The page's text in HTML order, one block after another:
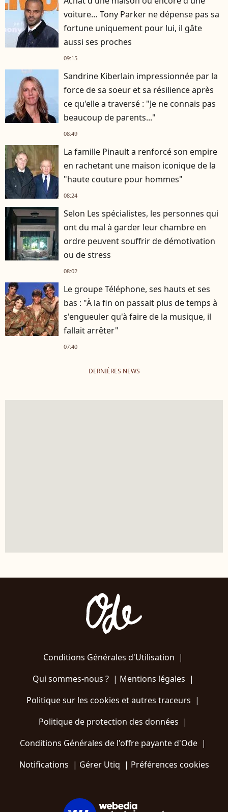
voiture… Tony Parker ne dépense pas sa
fortune uniquement pour lui, il gâte
aussi ses proches
09:15
Sandrine Kiberlain impressionnée par la
force de sa soeur et sa résilience après
ce qu'elle a traversé : "Je ne connais pas
beaucoup de parents..."
08:49
La famille Pinault a renforcé son empire
en rachetant une maison iconique de la
"haute couture pour hommes"
08:24
Selon Les spécialistes, les personnes qui
ont du mal à garder leur chambre en
ordre peuvent souffrir de démotivation
ou de stress
08:02
Le groupe Téléphone, ses hauts et ses
bas : "À la fin on passait plus de temps à
s'engueuler qu'à faire de la musique, il
fallait arrêter"
07:40
DERNIÈRES NEWS
Conditions Générales d'Utilisation |
Qui sommes-nous ?| Mentions légales |
Politique sur les cookies et autres traceurs |
Politique de protection des données |
Conditions Générales de l'offre payante d'Ode |
Notifications | Gérer Utiq | Préférences cookies